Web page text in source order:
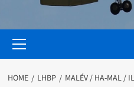
Menu
HOME LHBP MALÉV / HA-MAL /